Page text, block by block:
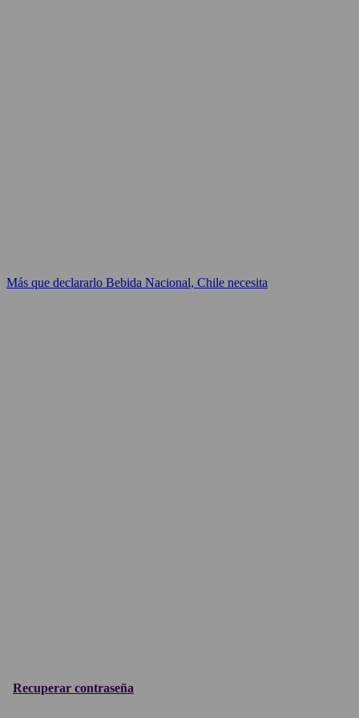
Más que declararlo Bebida Nacional, Chile necesita
Recuperar contraseña